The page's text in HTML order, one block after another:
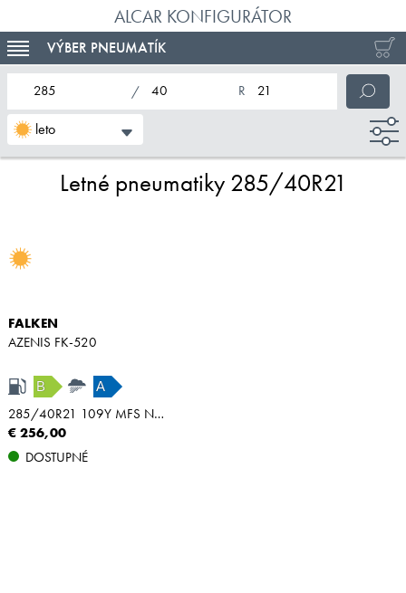
ALCAR KONFIGURÁTOR
TOGGLE NAVIGATION
VÝBER PNEUMATÍK
leto
nominálna šírka pneumatiky
profil pneumatiky
nominálny priemer pneumatiky
Letné pneumatiky 285/40R21
FALKEN
AZENIS FK-520
B A
285/40R21 109Y MFS NBLK XL
€ 256,00
DOSTUPNÉ